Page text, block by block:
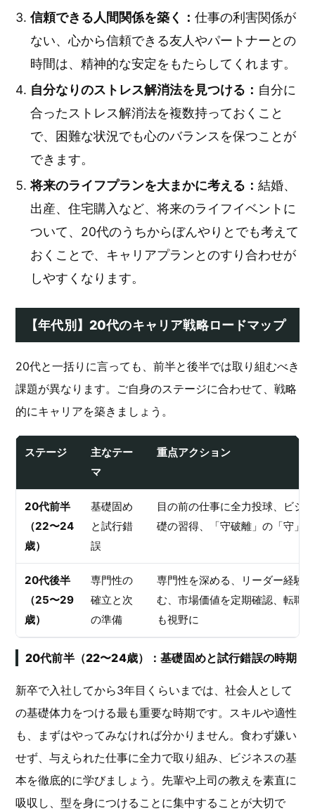
信頼できる人間関係を築く： 仕事の利害関係が
ない、心から信頼できる友人やパートナーとの
時間は、精神的な安定をもたらしてくれます。
自分なりのストレス解消法を見つける： 自分に
合ったストレス解消法を複数持っておくこと
で、困難な状況でも心のバランスを保つことが
できます。
将来のライフプランを大まかに考える： 結婚、
出産、住宅購入など、将来のライフイベントに
ついて、20代のうちからぼんやりとでも考えて
おくことで、キャリアプランとのすり合わせが
しやすくなります。
【年代別】20代のキャリア戦略ロードマップ
20代と一括りに言っても、前半と後半では取り組むべき
課題が異なります。ご自身のステージに合わせて、戦略
的にキャリアを築きましょう。
ステージ
主なテー
マ
重点アクション
20代前半
（22〜24
歳）
基礎固め
と試行錯
誤
目の前の仕事に全力投球、ビジ
礎の習得、「守破離」の「守」
20代後半
（25〜29
歳）
専門性の
確立と次
の準備
専門性を深める、リーダー経験
む、市場価値を定期確認、転職
も視野に
20代前半（22〜24歳）：基礎固めと試行錯誤の時期
新卒で入社してから3年目くらいまでは、社会人として
の基礎体力をつける最も重要な時期です。スキルや適性
も、まずはやってみなければ分かりません。食わず嫌い
せず、与えられた仕事に全力で取り組み、ビジネスの基
本を徹底的に学びましょう。先輩や上司の教えを素直に
吸収し、型を身につけることに集中することが大切で